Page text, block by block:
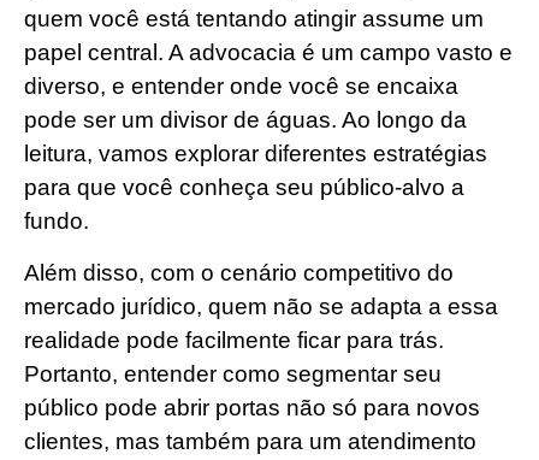
quem você está tentando atingir assume um
papel central. A advocacia é um campo vasto e
diverso, e entender onde você se encaixa
pode ser um divisor de águas. Ao longo da
leitura, vamos explorar diferentes estratégias
para que você conheça seu público-alvo a
fundo.
Além disso, com o cenário competitivo do
mercado jurídico, quem não se adapta a essa
realidade pode facilmente ficar para trás.
Portanto, entender como segmentar seu
público pode abrir portas não só para novos
clientes, mas também para um atendimento